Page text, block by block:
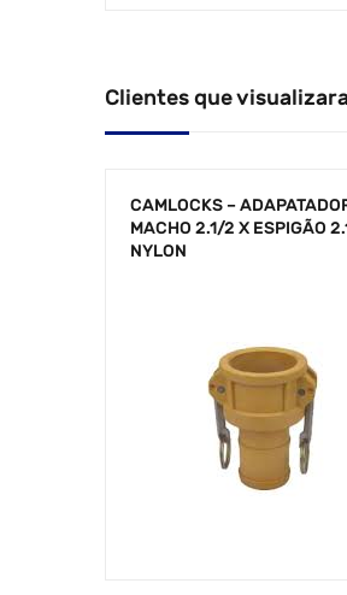
Clientes que
CAMLOCKS –
MACHO 2.1/2 X ESPIGÃO
NYLON